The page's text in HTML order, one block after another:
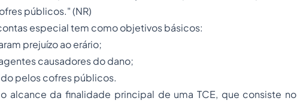
públicos." (NR)
especial tem como objetivos básicos:
prejuízo ao erário;
causadores do dano;
pelos cofres públicos.
alcance da finalidade principal de uma TCE, que consiste no